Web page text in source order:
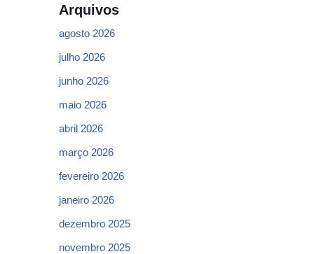
Arquivos
agosto 2026
julho 2026
junho 2026
maio 2026
abril 2026
março 2026
fevereiro 2026
janeiro 2026
dezembro 2025
novembro 2025